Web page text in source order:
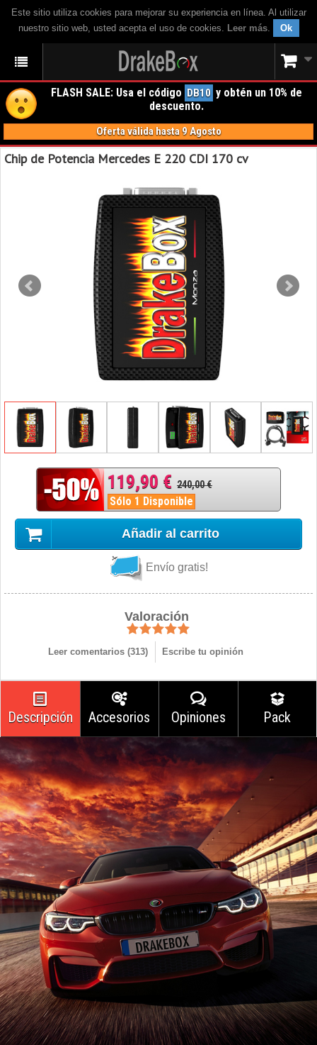
Este sitio utiliza cookies para mejorar su experiencia en línea. Al utilizar
nuestro sitio web, usted acepta el uso de cookies. Leer más. Ok
FLASH SALE: Usa el código DB10 y obtén un 10% de
descuento.
Oferta válida hasta 9 Agosto
Chip de Potencia Mercedes E 220 CDI 170 cv
119,90 € 240,00 €
Sólo 1 Disponible
Añadir al carrito
Envío gratis!
Valoración
Leer comentarios (313) Escribe tu opinión
Descripción Accesorios Opiniones Pack